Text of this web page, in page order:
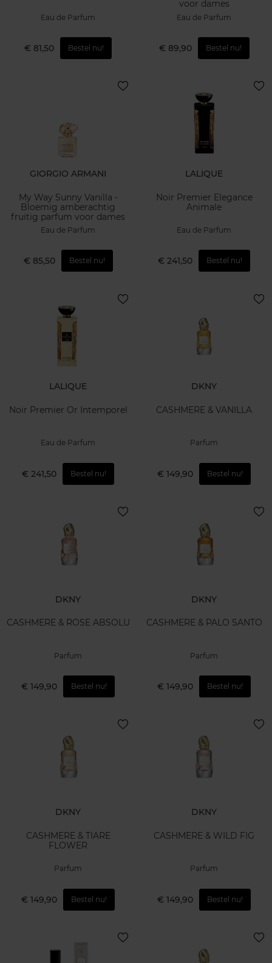
Eau de Parfum
€ 81,50 Bestel nu!
voor dames
Eau de Parfum
€ 89,90 Bestel nu!
GIORGIO ARMANI
My Way Sunny Vanilla -
Bloemig amberachtig
fruitig parfum voor dames
Eau de Parfum
€ 85,50 Bestel nu!
LALIQUE
Noir Premier Elegance
Animale
Eau de Parfum
€ 241,50 Bestel nu!
LALIQUE
Noir Premier Or Intemporel
Eau de Parfum
€ 241,50 Bestel nu!
DKNY
CASHMERE & VANILLA
Parfum
€ 149,90 Bestel nu!
DKNY
CASHMERE & ROSE ABSOLU
Parfum
€ 149,90 Bestel nu!
DKNY
CASHMERE & PALO SANTO
Parfum
€ 149,90 Bestel nu!
DKNY
CASHMERE & TIARE
FLOWER
Parfum
€ 149,90 Bestel nu!
DKNY
CASHMERE & WILD FIG
Parfum
€ 149,90 Bestel nu!